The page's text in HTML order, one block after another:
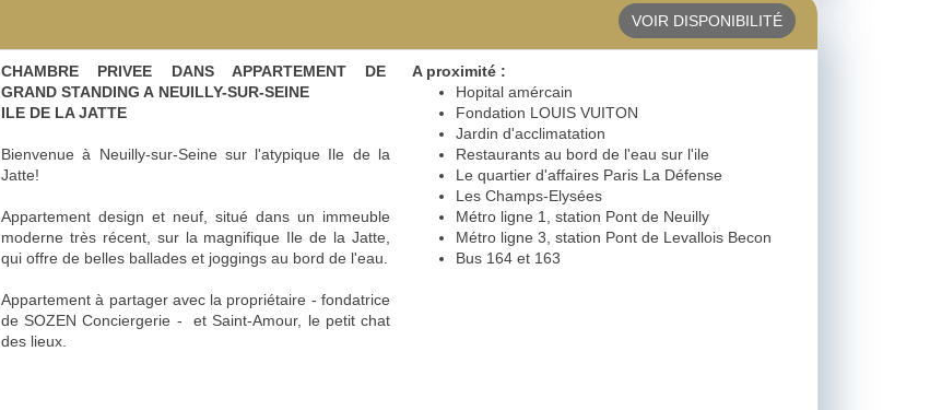
VOIR DISPONIBILITÉ
CHAMBRE PRIVEE DANS APPARTEMENT DE
GRAND STANDING A NEUILLY-SUR-SEINE
ILE DE LA JATTE
Bienvenue à Neuilly-sur-Seine sur l'atypique Ile de la
Jatte!
Appartement design et neuf, situé dans un immeuble
moderne très récent, sur la magnifique Ile de la Jatte,
qui offre de belles ballades et joggings au bord de l'eau.
Appartement à partager avec la propriétaire - fondatrice
de SOZEN Conciergerie - et Saint-Amour, le petit chat
des lieux.
A proximité :
Hopital amércain
Fondation LOUIS VUITON
Jardin d'acclimatation
Restaurants au bord de l'eau sur l'ile
Le quartier d'affaires Paris La Défense
Les Champs-Elysées
Métro ligne 1, station Pont de Neuilly
Métro ligne 3, station Pont de Levallois Becon
Bus 164 et 163